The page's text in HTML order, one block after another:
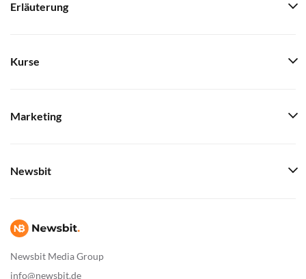
Newsbit Media Group
info@newsbit.de
Erläuterung
Kurse
Marketing
Newsbit